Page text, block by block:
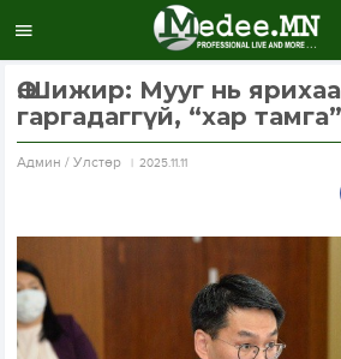
Ө.Шижир: Мууг нь
гаргадаггүй, “хар
Aдмин / Улстөр 2025.11.11